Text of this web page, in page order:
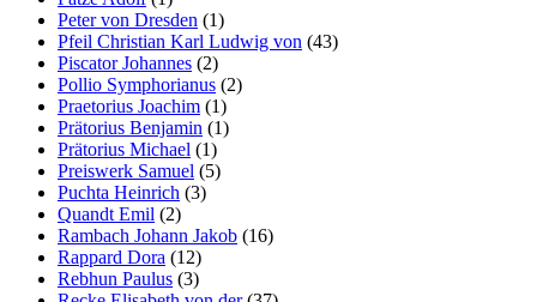
Peter von Dresden (1)
Pfeil Christian Karl Ludwig von (43)
Piscator Johannes (2)
Pollio Symphorianus (2)
Praetorius Joachim (1)
Prätorius Benjamin (1)
Prätorius Michael (1)
Preiswerk Samuel (5)
Puchta Heinrich (3)
Quandt Emil (2)
Rambach Johann Jakob (16)
Rappard Dora (12)
Rebhun Paulus (3)